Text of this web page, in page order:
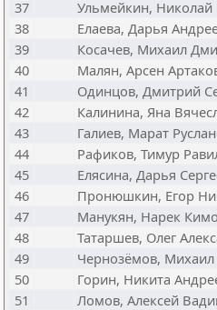
37
Ульмейкин,
38
Елаева, Дарья
39
Косачев, Михаил
40
Малян, Арсен
41
Одинцов, Дмитрий
42
Калинина, Яна
43
Галиев, Марат
44
Рафиков, Тимур
45
Елясина, Дарья
46
Пронюшкин, Егор
47
Манукян, Нарек
48
Татаршев, Олег
49
Чернозёмов,
50
Горин, Никита
51
Ломов, Алексей